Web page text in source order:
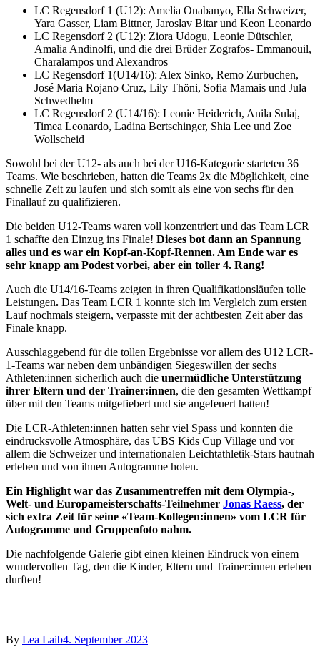
LC Regensdorf 1 (U12): Amelia Onabanyo, Ella Schweizer,
Yara Gasser, Liam Bittner, Jaroslav Bitar und Keon Leonardo
LC Regensdorf 2 (U12): Ziora Udogu, Leonie Dütschler,
Amalia Andinolfi, und die drei Brüder Zografos- Emmanouil,
Charalampos und Alexandros
LC Regensdorf 1(U14/16): Alex Sinko, Remo Zurbuchen,
José Maria Rojano Cruz, Lily Thöni, Sofia Mamais und Jula
Schwedhelm
LC Regensdorf 2 (U14/16): Leonie Heiderich, Anila Sulaj,
Timea Leonardo, Ladina Bertschinger, Shia Lee und Zoe
Wollscheid
Sowohl bei der U12- als auch bei der U16-Kategorie starteten 36
Teams. Wie beschrieben, hatten die Teams 2x die Möglichkeit, eine
schnelle Zeit zu laufen und sich somit als eine von sechs für den
Finallauf zu qualifizieren.
Die beiden U12-Teams waren voll konzentriert und das Team LCR
1 schaffte den Einzug ins Finale! Dieses bot dann an Spannung
alles und es war ein Kopf-an-Kopf-Rennen. Am Ende war es
sehr knapp am Podest vorbei, aber ein toller 4. Rang!
Auch die U14/16-Teams zeigten in ihren Qualifikationsläufen tolle
Leistungen. Das Team LCR 1 konnte sich im Vergleich zum ersten
Lauf nochmals steigern, verpasste mit der achtbesten Zeit aber das
Finale knapp.
Ausschlaggebend für die tollen Ergebnisse vor allem des U12 LCR-
1-Teams war neben dem unbändigen Siegeswillen der sechs
Athleten:innen sicherlich auch die unermüdliche Unterstützung
ihrer Eltern und der Trainer:innen, die den gesamten Wettkampf
über mit den Teams mitgefiebert und sie angefeuert hatten!
Die LCR-Athleten:innen hatten sehr viel Spass und konnten die
eindrucksvolle Atmosphäre, das UBS Kids Cup Village und vor
allem die Schweizer und internationalen Leichtathletik-Stars hautnah
erleben und von ihnen Autogramme holen.
Ein Highlight war das Zusammentreffen mit dem Olympia-,
Welt- und Europameisterschafts-Teilnehmer Jonas Raess, der
sich extra Zeit für seine «Team-Kollegen:innen» vom LCR für
Autogramme und Gruppenfoto nahm.
Die nachfolgende Galerie gibt einen kleinen Eindruck von einem
wundervollen Tag, den die Kinder, Eltern und Trainer:innen erleben
durften!
By Lea Laib4. September 2023